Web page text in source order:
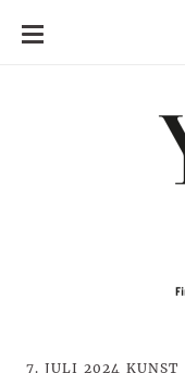
SKIP
7. JULI 2024 KUNST